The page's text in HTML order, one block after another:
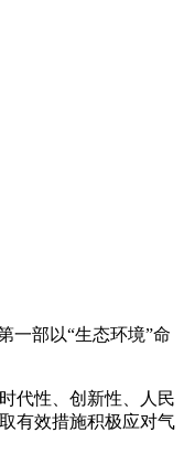
一部以“生态环境”命
代性、创新性、人民
有效措施积极应对气